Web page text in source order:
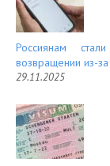
Россиянам
возвращении из-
29.11.2025